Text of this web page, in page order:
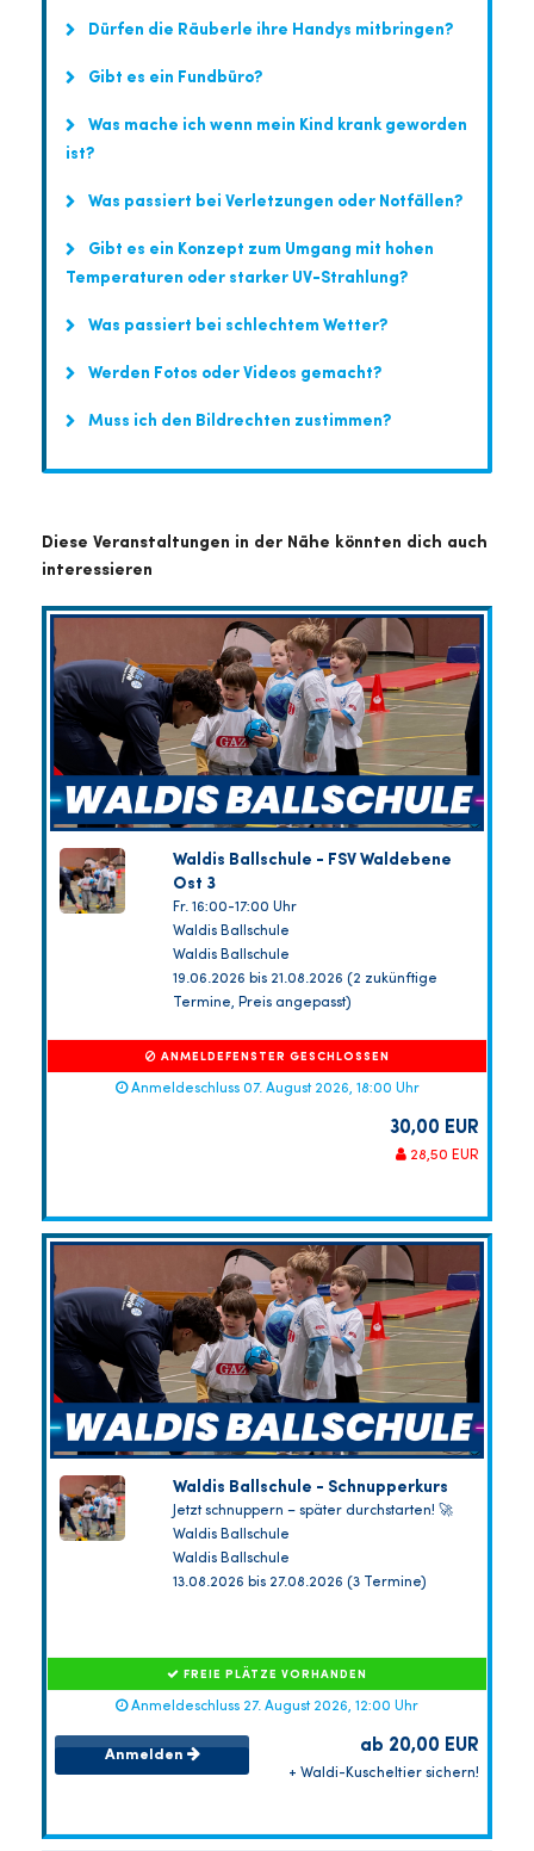
Dürfen die Räuberle ihre Handys mitbringen?
Gibt es ein Fundbüro?
Was mache ich wenn mein Kind krank geworden
ist?
Was passiert bei Verletzungen oder Notfällen?
Gibt es ein Konzept zum Umgang mit hohen
Temperaturen oder starker UV-Strahlung?
Was passiert bei schlechtem Wetter?
Werden Fotos oder Videos gemacht?
Muss ich den Bildrechten zustimmen?
Diese Veranstaltungen in der Nähe könnten dich auch
interessieren
Waldis Ballschule - FSV Waldebene
Ost 3
Fr. 16:00-17:00 Uhr
Waldis Ballschule
Waldis Ballschule
19.06.2026 bis 21.08.2026 (2 zukünftige
Termine, Preis angepasst)
ANMELDEFENSTER GESCHLOSSEN
Anmeldeschluss 07. August 2026, 18:00 Uhr
30,00 EUR
28,50 EUR
Waldis Ballschule - Schnupperkurs
Jetzt schnuppern – später durchstarten! 🚀
Waldis Ballschule
Waldis Ballschule
13.08.2026 bis 27.08.2026 (3 Termine)
FREIE PLÄTZE VORHANDEN
Anmeldeschluss 27. August 2026, 12:00 Uhr
Anmelden ab 20,00 EUR
+ Waldi-Kuscheltier sichern!